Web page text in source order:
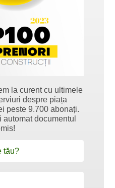
la curent cu ultimele
despre piața
peste 9.700 abonați.
documentul